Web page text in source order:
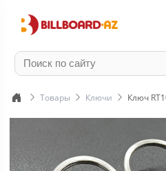
Товары Ключи Ключ